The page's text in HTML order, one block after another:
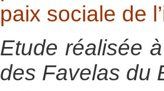
paix sociale de
Etude réalisée
des Favelas du